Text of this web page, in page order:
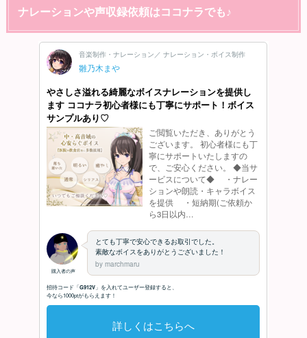
ナレーションや声収録依頼はココナラでも♪